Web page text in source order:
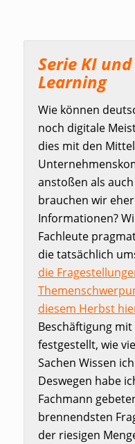
Serie KI
Learning
Wie können
noch digitale
dies mit den
anstoßen als
brauchen wir
Informationen?
Fachleute
die tatsächlich
die
diesem Herbst
Beschäftigung
festgestellt, wie
Sachen Wissen
Deswegen habe
Fachmann
brennendsten
der riesigen